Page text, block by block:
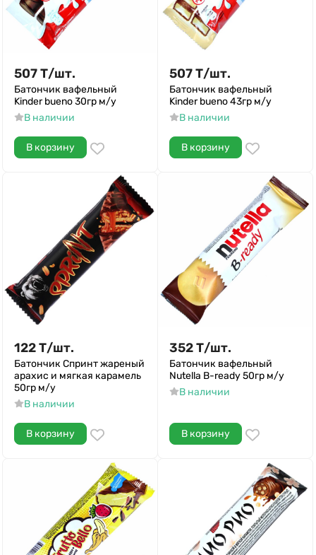
507Т/шт.
Батончик вафельный
Kinder bueno 30гр м/у
В наличии
В корзину
507Т/шт.
Батончик вафельный
Kinder bueno 43гр м/у
В наличии
В корзину
122Т/шт.
Батончик Спринт жареный
арахис и мягкая карамель
50гр м/у
В наличии
В корзину
352Т/шт.
Батончик вафельный
Nutella B-ready 50гр м/у
В наличии
В корзину